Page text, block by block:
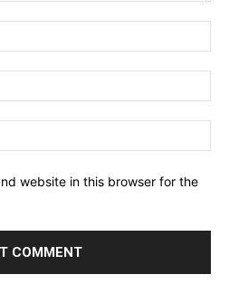
website in this browser for the